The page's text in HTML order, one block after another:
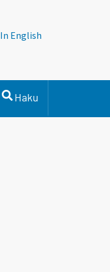
In English
Haku